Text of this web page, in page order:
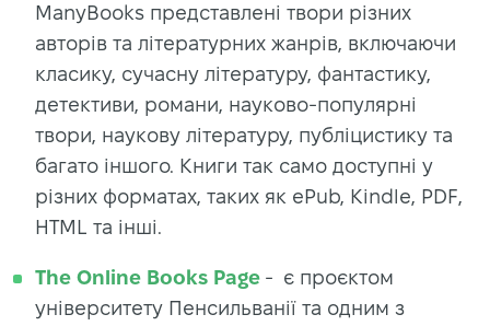
ManyBooks представлені твори різних
авторів та літературних жанрів, включаючи
класику, сучасну літературу, фантастику,
детективи, романи, науково-популярні
твори, наукову літературу, публіцистику та
багато іншого. Книги так само доступні у
різних форматах, таких як ePub, Kindle, PDF,
HTML та інші.
The Online Books Page - є проєктом
університету Пенсильванії та одним з